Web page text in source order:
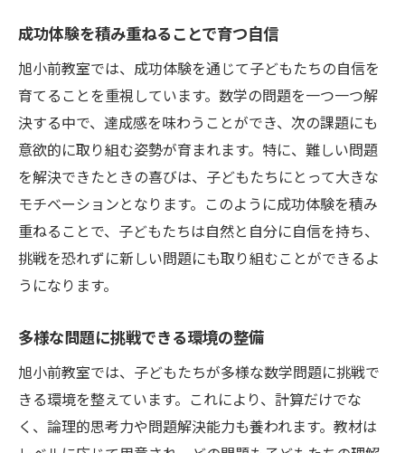
成功体験を積み重ねることで育つ自信
旭小前教室では、成功体験を通じて子どもたちの自信を
育てることを重視しています。数学の問題を一つ一つ解
決する中で、達成感を味わうことができ、次の課題にも
意欲的に取り組む姿勢が育まれます。特に、難しい問題
を解決できたときの喜びは、子どもたちにとって大きな
モチベーションとなります。このように成功体験を積み
重ねることで、子どもたちは自然と自分に自信を持ち、
挑戦を恐れずに新しい問題にも取り組むことができるよ
うになります。
多様な問題に挑戦できる環境の整備
旭小前教室では、子どもたちが多様な数学問題に挑戦で
きる環境を整えています。これにより、計算だけでな
く、論理的思考力や問題解決能力も養われます。教材は